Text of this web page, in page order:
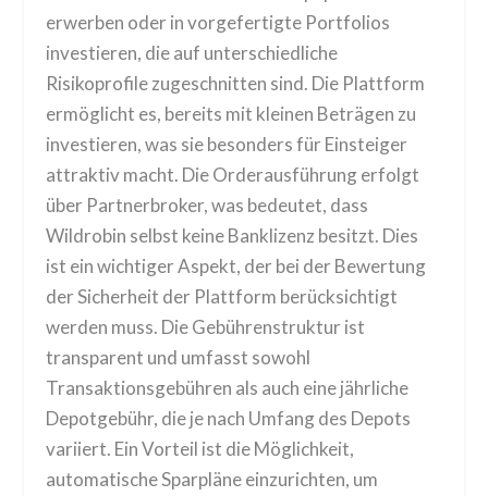
erwerben oder in vorgefertigte Portfolios
investieren, die auf unterschiedliche
Risikoprofile zugeschnitten sind. Die Plattform
ermöglicht es, bereits mit kleinen Beträgen zu
investieren, was sie besonders für Einsteiger
attraktiv macht. Die Orderausführung erfolgt
über Partnerbroker, was bedeutet, dass
Wildrobin selbst keine Banklizenz besitzt. Dies
ist ein wichtiger Aspekt, der bei der Bewertung
der Sicherheit der Plattform berücksichtigt
werden muss. Die Gebührenstruktur ist
transparent und umfasst sowohl
Transaktionsgebühren als auch eine jährliche
Depotgebühr, die je nach Umfang des Depots
variiert. Ein Vorteil ist die Möglichkeit,
automatische Sparpläne einzurichten, um